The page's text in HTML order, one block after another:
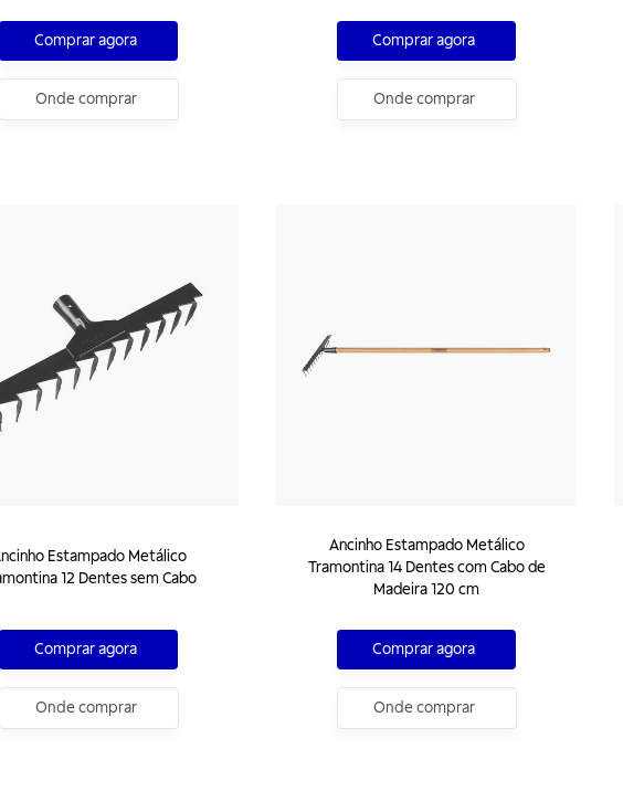
Comprar agora
Onde comprar
Comprar agora
Onde comprar
Estampado Metálico
12 Dentes sem Cabo
Comprar agora
Onde comprar
Ancinho Estampado Metálico
Tramontina 14 Dentes com Cabo de
Madeira 120 cm
Comprar agora
Onde comprar